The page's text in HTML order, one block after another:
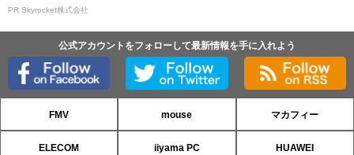
PR Skyrocket株式会社
公式アカウントをフォローして最新情報を手に入れよう
FMV mouse マカフィー
ELECOM iiyama PC HUAWEI